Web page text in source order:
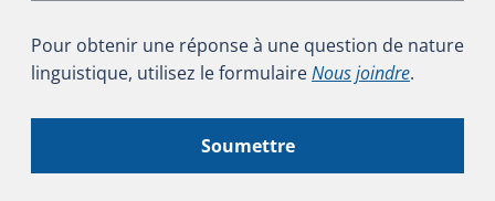
Pour obtenir une réponse à une question de nature
linguistique, utilisez le formulaireNous joindre.
Soumettre